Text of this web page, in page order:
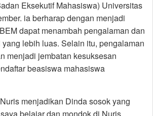
Eksekutif Mahasiswa) Universitas
ia berharap dengan menjadi
dapat menambah pengalaman dan
lebih luas. Selain itu, pengalaman
menjadi jembatan kesuksesan
beasiswa mahasiswa
menjadikan Dinda sosok yang